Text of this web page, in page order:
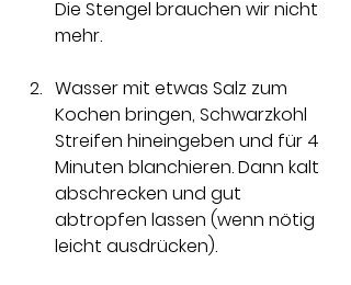
Die Stengel brauchen wir nicht
mehr.
Wasser mit etwas Salz zum
Kochen bringen, Schwarzkohl
Streifen hineingeben und für 4
Minuten blanchieren. Dann kalt
abschrecken und gut
abtropfen lassen (wenn nötig
leicht ausdrücken).